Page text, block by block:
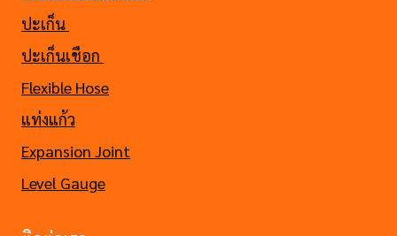
ปะเก็น
ปะเก็นเชือก
Flexible Hose
แท่งแก้ว
Expansion Joint
Level Gauge